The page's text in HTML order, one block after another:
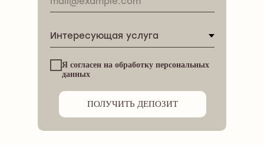
Я согласен на обработку персональных
данных
ПОЛУЧИТЬ ДЕПОЗИТ